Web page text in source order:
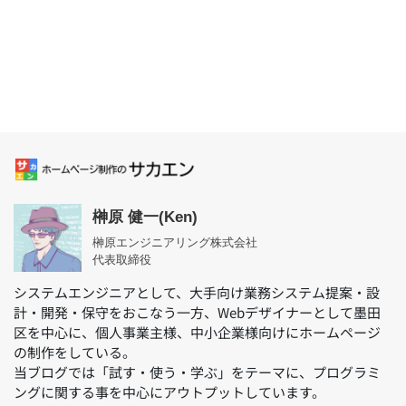
榊原 健一(Ken)
榊原エンジニアリング株式会社
代表取締役
システムエンジニアとして、大手向け業務システム提案・設
計・開発・保守をおこなう一方、Webデザイナーとして墨田
区を中心に、個人事業主様、中小企業様向けにホームページ
の制作をしている。
当ブログでは「試す・使う・学ぶ」をテーマに、プログラミ
ングに関する事を中心にアウトプットしています。